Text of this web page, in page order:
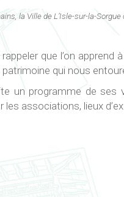
la Ville de L’Isle-sur-la-
que l’on
qui nous
un programme de
les associations, lieux